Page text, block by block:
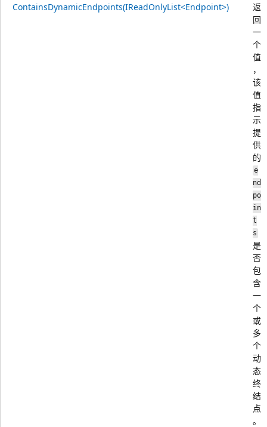
ContainsDynamicEndpoints(IReadOnlyList<Endpoint>)
返
回
一
个
值
，
该
值
指
示
提
供
的
e
nd
po
in
t
s
是
否
包
含
一
个
或
多
个
动
态
终
结
点
。